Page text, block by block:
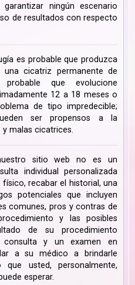
ningún escenario
de resultados con respecto
es probable que produzca
una cicatriz permanente de
que evolucione
12 a 18 meses o
de tipo impredecible;
ser propensos a la
malas cicatrices.
sitio web no es un
individual personalizada
recabar el historial, una
potenciales que incluyen
comunes, pros y contras de
y las posibles
de su procedimiento
consulta y un examen en
a su médico a brindarle
usted, personalmente,
esperar.